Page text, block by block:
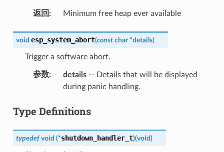
返回 : Minimum free heap ever available
void esp_system_abort(const char *details)
Trigger a software abort.
参数: details-- Details that will be displayed
during panic handling.
Type Definitions
typedef void (*shutdown_handler_t)(void)